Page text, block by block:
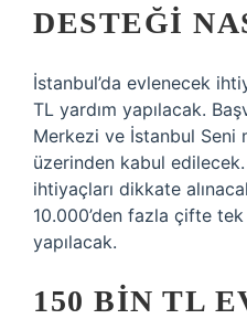
DESTEĞI
İstanbul’da evlenecek
TL yardım yapılacak.
Merkezi ve İstanbul Seni
üzerinden kabul
ihtiyaçları dikkate
10.000’den fazla çifte
yapılacak.
150 BIN TL